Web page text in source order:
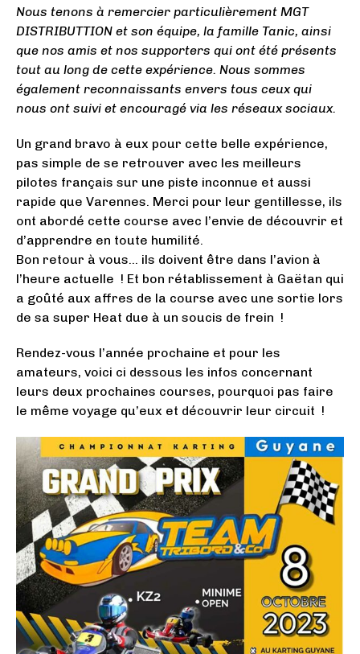
Nous tenons à remercier particulièrement MGT
DISTRIBUTTION et son équipe, la famille Tanic, ainsi
que nos amis et nos supporters qui ont été présents
tout au long de cette expérience. Nous sommes
également reconnaissants envers tous ceux qui
nous ont suivi et encouragé via les réseaux sociaux.
Un grand bravo à eux pour cette belle expérience,
pas simple de se retrouver avec les meilleurs
pilotes français sur une piste inconnue et aussi
rapide que Varennes. Merci pour leur gentillesse, ils
ont abordé cette course avec l’envie de découvrir et
d’apprendre en toute humilité.
Bon retour à vous… ils doivent être dans l’avion à
l’heure actuelle ! Et bon rétablissement à Gaëtan qui
a goûté aux affres de la course avec une sortie lors
de sa super Heat due à un soucis de frein !
Rendez-vous l’année prochaine et pour les
amateurs, voici ci dessous les infos concernant
leurs deux prochaines courses, pourquoi pas faire
le même voyage qu’eux et découvrir leur circuit !